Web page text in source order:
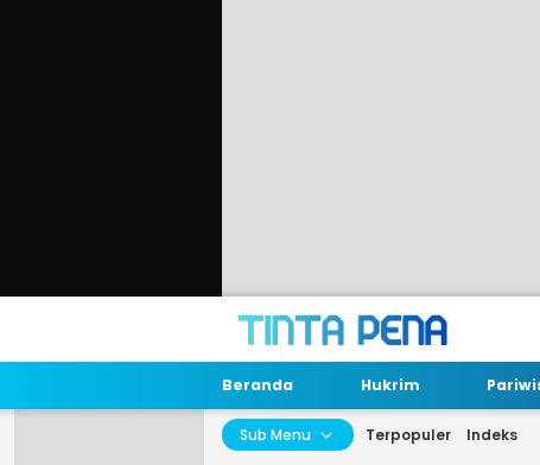
Beranda Hukrim
Sub Menu Terpopuler Indeks